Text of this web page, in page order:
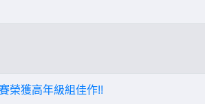
榮獲高年級組佳作!!